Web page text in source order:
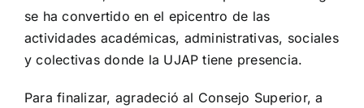
se ha convertido en el epicentro de las
actividades académicas, administrativas, sociales
y colectivas donde la UJAP tiene presencia.
Para finalizar, agradeció al Consejo Superior, a